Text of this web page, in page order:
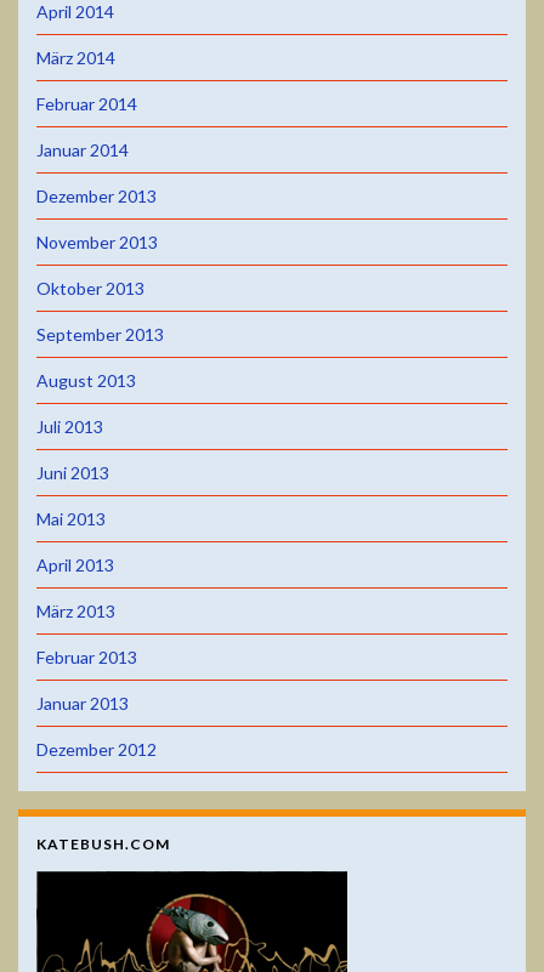
April 2014
März 2014
Februar 2014
Januar 2014
Dezember 2013
November 2013
Oktober 2013
September 2013
August 2013
Juli 2013
Juni 2013
Mai 2013
April 2013
März 2013
Februar 2013
Januar 2013
Dezember 2012
KATEBUSH.COM